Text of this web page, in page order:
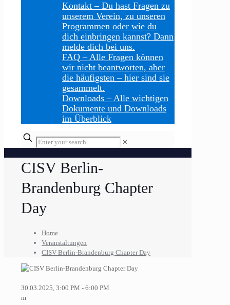
Kontakt – Du hast Fragen zu
unserem Verein, zu unseren
Programmen oder wie du
dich einbringen kannst? Dann
melde dich bei uns.
FAQ –Alle Fragen können
wir nicht beantworten, aber
die häufigsten – hier sind sie
gesammelt.
Downloads –Alle wichtigen
Dokumente und Downloads
im Überblick
Enter
your
✕
CISV Berlin-
Brandenburg Chapter
Day
Home
Veranstaltungen
CISV Berlin-Brandenburg Chapter Day
30.03.2025, 3:00 PM - 6:00 PM
m